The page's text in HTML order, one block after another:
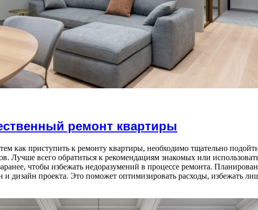
ремонт квартиры
как приступить к ремонту квартиры, необходимо тщательно
Лучше всего обратиться к рекомендациям знакомых или
чтобы избежать недоразумений в процессе ремонта.
и дизайн проекта. Это поможет оптимизировать расходы, избежать